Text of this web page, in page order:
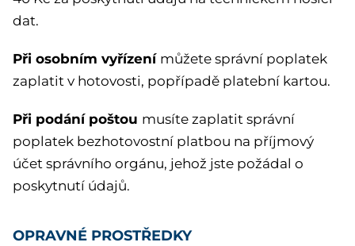
dat.
Při osobním vyřízení můžete správní poplatek
zaplatit v hotovosti, popřípadě platební kartou.
Při podání poštou musíte zaplatit správní
poplatek bezhotovostní platbou na příjmový
účet správního orgánu, jehož jste požádal o
poskytnutí údajů.
OPRAVNÉ PROSTŘEDKY